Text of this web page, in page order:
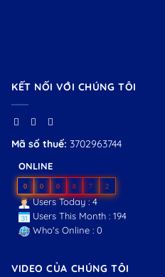
KẾT NỐI VỚI CHÚNG TÔI
Mã số thuế: 3702963744
ONLINE
0 0 0 8 7 2
Users Today : 4
Users This Month : 194
Who's Online : 0
VIDEO CỦA CHÚNG TÔI